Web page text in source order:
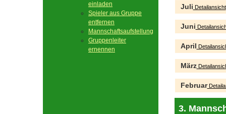
einladen
Spieler aus Gruppe
entfernen
Mannschaftsaufstellung
Gruppenleiter
ernennen
Juli Detailansicht
Juni
April
März
Februar
3.